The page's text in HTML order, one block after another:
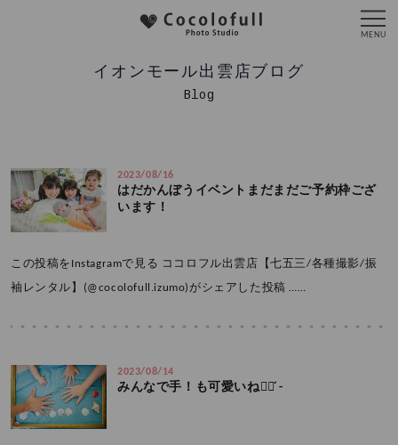
イオンモール出雲店ブログ
Blog
2023/08/16
はだかんぼうイベントまだまだご予約枠ござ
います！
この投稿をInstagramで見る ココロフル出雲店【七五三/各種撮影/振
袖レンタル】(@cocolofull.izumo)がシェアした投稿 ……
2023/08/14
みんなで手！も可愛いね‪👍🏻 ́-‬